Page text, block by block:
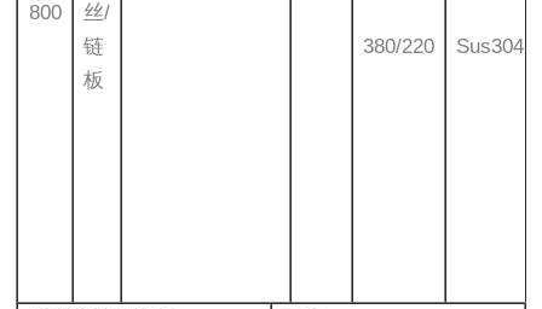
800
丝/
链
板
380/220 Sus304